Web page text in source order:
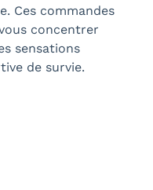
Ces commandes
concentrer
sensations
de survie.